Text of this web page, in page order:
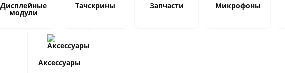
Дисплейные
модули
Тачскрины Запчасти Микрофоны
Аксессуары